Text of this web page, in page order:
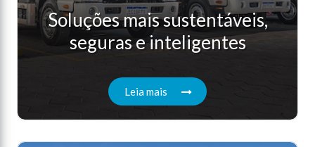
Soluções mais sustentáveis,
seguras e inteligentes
Leia mais